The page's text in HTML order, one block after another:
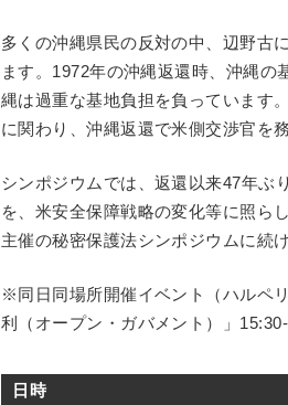
多くの沖縄県民の反対の中、辺野古
ます。1972年の沖縄返還時、沖縄
縄は過重な基地負担を負っています
に関わり、沖縄返還で米側交渉官を
シンポジウムでは、返還以来47年ぶ
を、米安全保障戦略の変化等に照
主催の秘密保護法シンポジウムに続
※同日同場所開催イベント（ハルペ
利（オープン・ガバメント）」
日時